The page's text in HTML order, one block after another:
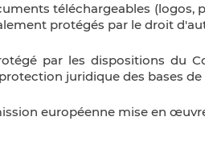
téléchargeables (logos,
protégés par le droit
par les dispositions du
juridique des bases
européenne mise en